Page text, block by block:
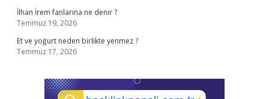
İlhan İrem fanlarına ne denir ?
Temmuz 19, 2026
Et ve yoğurt neden birlikte yenmez ?
Temmuz 17, 2026